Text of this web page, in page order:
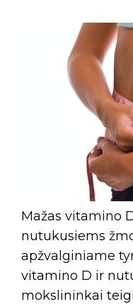
Mažas vitamino
nutukusiems
apžvalginiame
vitamino D ir
mokslininkai